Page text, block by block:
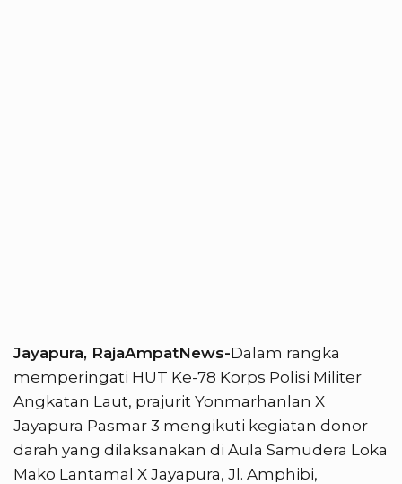
Jayapura, RajaAmpatNews-Dalam rangka
memperingati HUT Ke-78 Korps Polisi Militer
Angkatan Laut, prajurit Yonmarhanlan X
Jayapura Pasmar 3 mengikuti kegiatan donor
darah yang dilaksanakan di Aula Samudera Loka
Mako Lantamal X Jayapura, Jl. Amphibi,